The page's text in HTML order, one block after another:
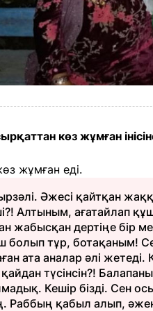
көз жұмған
жұмған еді.
Әжесі қайтқан
Алтыным, ағатайлап
жабысқан дертіңе бір
тұр, ботақаным!
ата аналар әлі
түсінсін?!
Кешір бізді. Сен
Раббың қабыл алып,